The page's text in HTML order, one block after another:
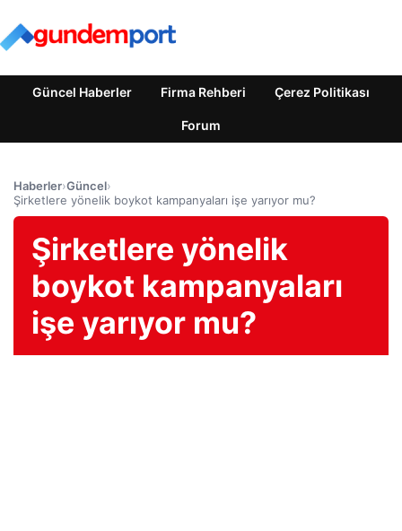
Güncel Haberler Firma Rehberi Çerez Politikası
Forum
Haberler›Güncel›
Şirketlere yönelik boykot kampanyaları işe yarıyor mu?
Şirketlere yönelik
boykot kampanyaları
işe yarıyor mu?